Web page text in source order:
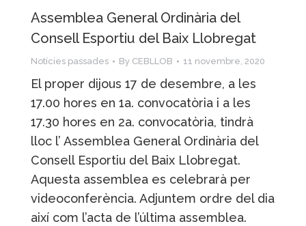
Assemblea General Ordinària del
Consell Esportiu del Baix Llobregat
Notícies passades By CEBLLOB 11 novembre, 2020
El proper dijous 17 de desembre, a les
17.00 hores en 1a. convocatòria i a les
17.30 hores en 2a. convocatòria, tindrà
lloc l’ Assemblea General Ordinària del
Consell Esportiu del Baix Llobregat.
Aquesta assemblea es celebrarà per
videoconferència. Adjuntem ordre del dia
així com l’acta de l’última assemblea.